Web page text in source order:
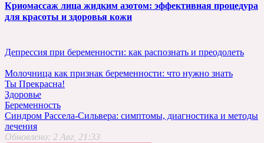
Криомассаж лица жидким азотом: эффективная процедура
для красоты и здоровья кожи
Депрессия при беременности: как распознать и преодолеть
Молочница как признак беременности: что нужно знать
Ты Прекрасна!
Здоровье
Беременность
Синдром Рассела-Сильвера: симптомы, диагностика и методы
лечения
Обновлено: 2 Авг, 21:33